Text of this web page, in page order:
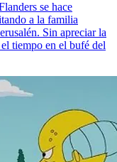
se hace
a la familia
Sin apreciar la
tiempo en el bufé del